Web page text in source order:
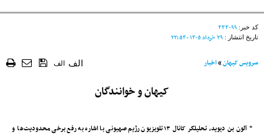
کد خبر: ۳۳۳۰۹۹
تاریخ انتشار : ۲۹ خرداد ۱۴۰۵ - ۲۲:۵۴
سرویس کیهان»اخبار الف الف
کیهان و خوانندگان
* آلون بن دیوید، تحلیلگر کانال ۱۳ تلویزیون رژیم صهیونی با اشاره به رفع برخی محدودیت‌ها و